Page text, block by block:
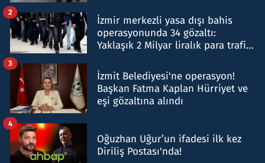
İzmir merkezli yasa dışı bahis
operasyonunda 34 gözaltı:
Yaklaşık 2 Milyar liralık para trafiği
2
İzmit Belediyesi'ne operasyon!
Başkan Fatma Kaplan Hürriyet ve
eşi gözaltına alındı
3
Oğuzhan Uğur’un ifadesi ilk kez
Diriliş Postası'nda!
4